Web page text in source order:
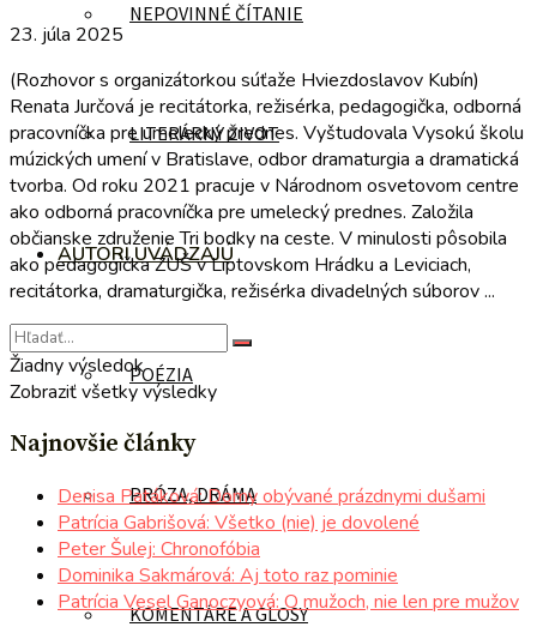
NEPOVINNÉ ČÍTANIE
LITERÁRNY ŽIVOT
AUTORI UVÁDZAJÚ
POÉZIA
PRÓZA, DRÁMA
KOMENTÁRE A GLOSY
23. júla 2025
(Rozhovor s organizátorkou súťaže Hviezdoslavov Kubín)
Renata Jurčová je recitátorka, režisérka, pedagogička, odborná
pracovníčka pre umelecký prednes. Vyštudovala Vysokú školu
múzických umení v Bratislave, odbor dramaturgia a dramatická
tvorba. Od roku 2021 pracuje v Národnom osvetovom centre
ako odborná pracovníčka pre umelecký prednes. Založila
občianske združenie Tri bodky na ceste. V minulosti pôsobila
ako pedagogička ZUŠ v Liptovskom Hrádku a Leviciach,
recitátorka, dramaturgička, režisérka divadelných súborov ...
Žiadny výsledok
Zobraziť všetky výsledky
Najnovšie články
Denisa Patáková: Domy obývané prázdnymi dušami
Patrícia Gabrišová: Všetko (nie) je dovolené
Peter Šulej: Chronofóbia
Dominika Sakmárová: Aj toto raz pominie
Patrícia Vesel Ganoczyová: O mužoch, nie len pre mužov